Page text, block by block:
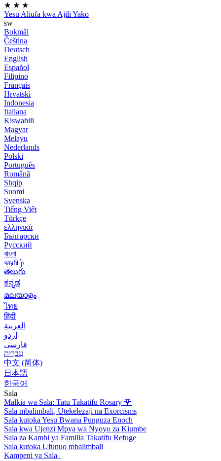
★ ★ ★
Yesu Aliufa kwa Ajili Yako
sw
Bokmål
Čeština
Deutsch
English
Español
Filipino
Français
Hrvatski
Indonesia
Italiana
Kiswahili
Magyar
Melayu
Nederlands
Polski
Português
Română
Shqip
Suomi
Svenska
Tiếng Việt
Türkçe
ελληνικά
Български
Русский
বাংলা
বதமிழ்
తెలుగు
ಕನ್ನಡ
മലയാളം
ไทย
हिंदी
العربية
اردو
فارسی
עִברִית
中文 (简体)
日本語
한국어
Sala
Malkia wa Sala: Tatu Takatifu Rosary 🌹
Sala mbalimbali, Utekelezaji na Exorcisms
Sala kutoka Yesu Bwana Punguza Enoch
Sala kwa Ujenzi Mpya wa Nyoyo za Kiumbe
Sala za Kambi ya Familia Takatifu Refuge
Sala kutoka Ufunuo mbalimbali
Kampeni ya Sala